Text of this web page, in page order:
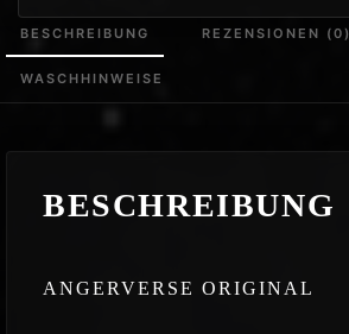
Original
Menge
BESCHREIBUNG REZENSIONEN (0)
WASCHHINWEISE
BESCHREIBUNG
ANGERVERSE ORIGINAL